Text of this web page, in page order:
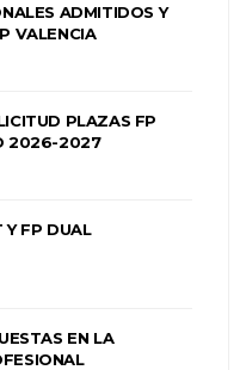
ADMITIDOS Y
VALENCIA
PLAZAS FP
2026-2027
Y FP DUAL
EN LA